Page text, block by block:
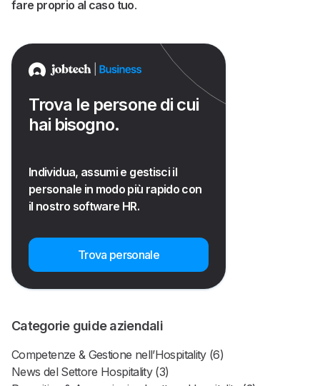
fare proprio al caso tuo.
Trova le persone di cui
hai bisogno.
Individua, assumi e gestisci il
personale in modo più rapido con
il nostro software HR.
Trova personale
Categorie guide aziendali
Competenze & Gestione nell’Hospitality (6)
News del Settore Hospitality (3)